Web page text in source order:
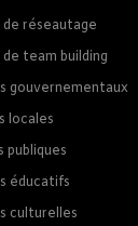
réseautage
team building
gouvernementaux
locales
publiques
éducatifs
culturelles